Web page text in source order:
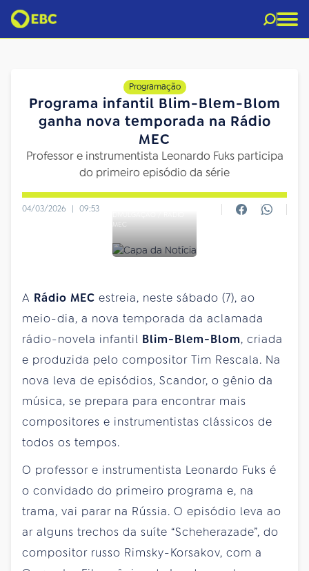
Programação
Programa infantil Blim-Blem-Blom
ganha nova temporada na Rádio
MEC
Professor e instrumentista Leonardo Fuks participa
do primeiro episódio da série
04/03/2026 | 09:53
MEC
A Rádio MEC estreia, neste sábado (7), ao
meio-dia, a nova temporada da aclamada
rádio-novela infantil Blim-Blem-Blom, criada
e produzida pelo compositor Tim Rescala. Na
nova leva de episódios, Scandor, o gênio da
música, se prepara para encontrar mais
compositores e instrumentistas clássicos de
todos os tempos.
O professor e instrumentista Leonardo Fuks é
o convidado do primeiro programa e, na
trama, vai parar na Rússia. O episódio leva ao
ar alguns trechos da suíte “Scheherazade”, do
compositor russo Rimsky-Korsakov, com a